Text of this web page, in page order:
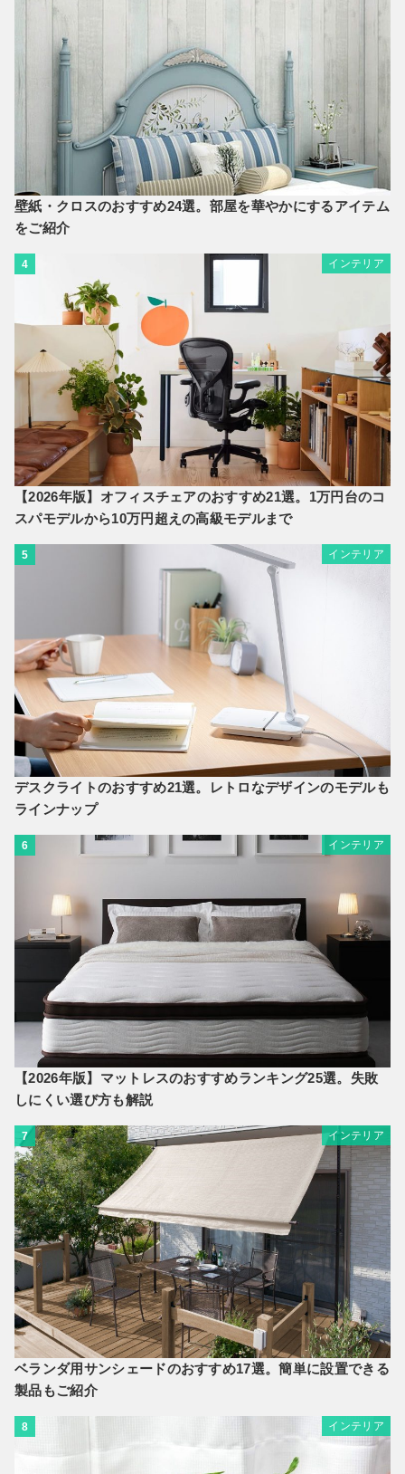
壁紙・クロスのおすすめ24選。部屋を華やかにするアイテム
をご紹介
4 インテリア
【2026年版】オフィスチェアのおすすめ21選。1万円台のコ
スパモデルから10万円超えの高級モデルまで
5 インテリア
デスクライトのおすすめ21選。レトロなデザインのモデルも
ラインナップ
6 インテリア
【2026年版】マットレスのおすすめランキング25選。失敗
しにくい選び方も解説
7 インテリア
ベランダ用サンシェードのおすすめ17選。簡単に設置できる
製品もご紹介
8 インテリア